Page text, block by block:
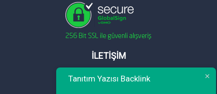
İLETİŞİM
Telefon : 0 212 461 75 87
Tanıtım Yazısı Backlink